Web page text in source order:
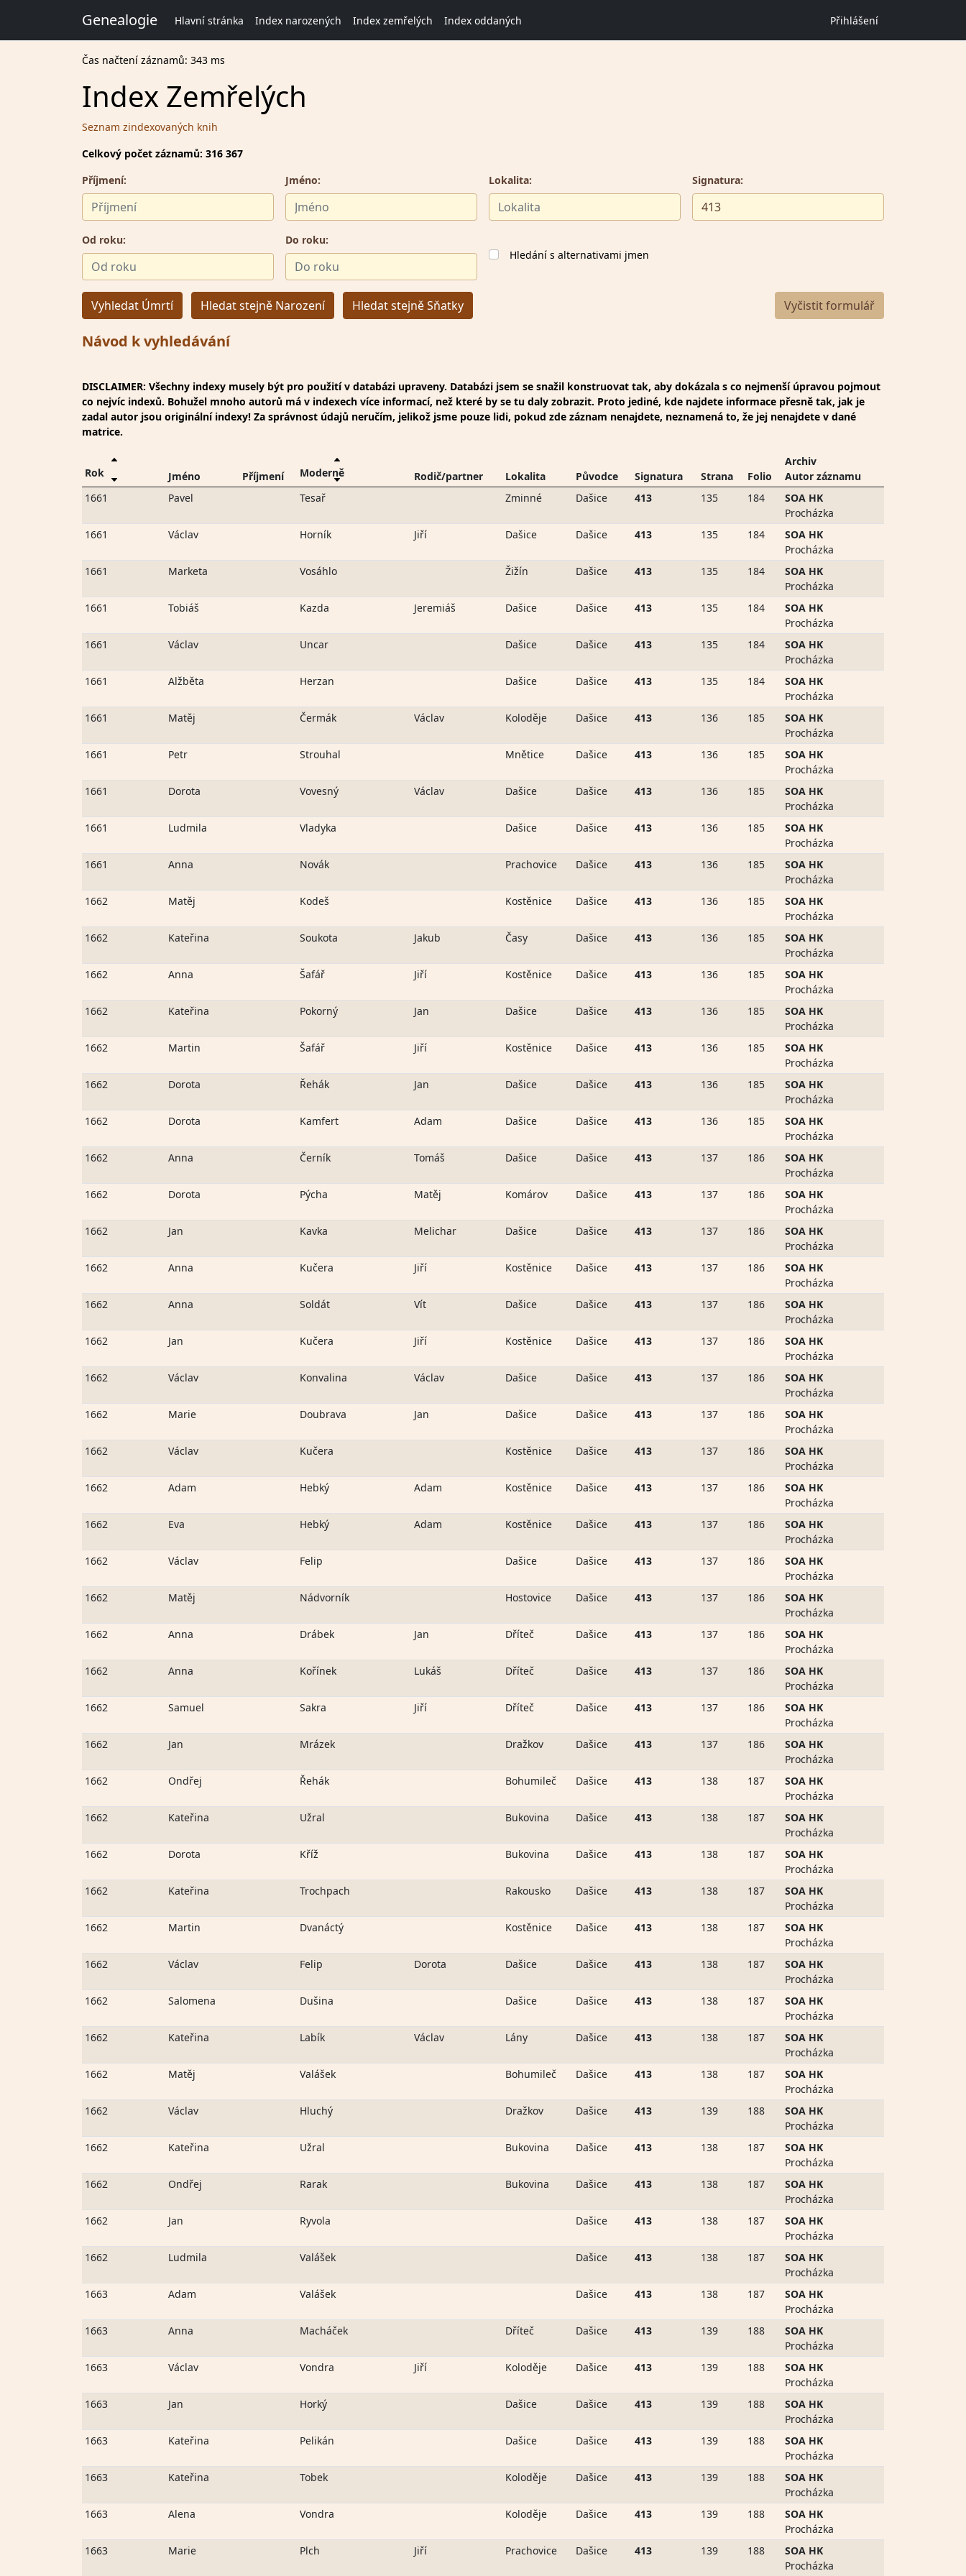
Genealogie Hlavní stránka Index narozených Index zemřelých Index oddaných Přihlášení
Čas načtení záznamů: 343 ms
Index Zemřelých
Seznam zindexovaných knih
Celkový počet záznamů: 316 367
Příjmení:
Jméno: Lokalita: Signatura:
Od roku:
Do roku:
Hledání s alternativami jmen
Vyhledat Úmrtí Hledat stejně Narození Hledat stejně Sňatky
Návod k vyhledávání
DISCLAIMER: Všechny indexy musely být pro použití v databázi upraveny. Databázi jsem se snažil konstruovat tak, aby dokázala s co nejmenší úpravou pojmout
co nejvíc indexů. Bohužel mnoho autorů má v indexech více informací, než které by se tu daly zobrazit. Proto jediné, kde najdete informace přesně tak, jak je
zadal autor jsou originální indexy! Za správnost údajů neručím, jelikož jsme pouze lidi, pokud zde záznam nenajdete, neznamená to, že jej nenajdete v dané
matrice.
Rok Jméno Příjmení Moderně Rodič/partner Lokalita Původce Signatura Strana Folio
Archiv
Autor záznamu
1661
Pavel Tesař Zminné Dašice 413 135 184
SOA HK
Procházka
1661
Václav Horník Jiří Dašice Dašice 413 135 184
SOA HK
Procházka
1661
Marketa Vosáhlo Žižín Dašice 413 135 184
SOA HK
Procházka
1661
Tobiáš Kazda Jeremiáš Dašice Dašice 413 135 184
SOA HK
Procházka
1661
Václav Uncar Dašice Dašice 413 135 184
SOA HK
Procházka
1661
Alžběta Herzan Dašice Dašice 413 135 184
SOA HK
Procházka
1661
Matěj Čermák Václav Koloděje Dašice 413 136 185
SOA HK
Procházka
1661
Petr Strouhal Mnětice Dašice 413 136 185
SOA HK
Procházka
1661
Dorota Vovesný Václav Dašice Dašice 413 136 185
SOA HK
Procházka
1661
Ludmila Vladyka Dašice Dašice 413 136 185
SOA HK
Procházka
1661
Anna Novák Prachovice Dašice 413 136 185
SOA HK
Procházka
1662
Matěj Kodeš Kostěnice Dašice 413 136 185
SOA HK
Procházka
1662
Kateřina Soukota Jakub Časy Dašice 413 136 185
SOA HK
Procházka
1662
Anna Šafář Jiří Kostěnice Dašice 413 136 185
SOA HK
Procházka
1662
Kateřina Pokorný Jan Dašice Dašice 413 136 185
SOA HK
Procházka
1662
Martin Šafář Jiří Kostěnice Dašice 413 136 185
SOA HK
Procházka
1662
Dorota Řehák Jan Dašice Dašice 413 136 185
SOA HK
Procházka
1662
Dorota Kamfert Adam Dašice Dašice 413 136 185
SOA HK
Procházka
1662
Anna Černík Tomáš Dašice Dašice 413 137 186
SOA HK
Procházka
1662
Dorota Pýcha Matěj Komárov Dašice 413 137 186
SOA HK
Procházka
1662
Jan Kavka Melichar Dašice Dašice 413 137 186
SOA HK
Procházka
1662
Anna Kučera Jiří Kostěnice Dašice 413 137 186
SOA HK
Procházka
1662
Anna Soldát Vít Dašice Dašice 413 137 186
SOA HK
Procházka
1662
Jan Kučera Jiří Kostěnice Dašice 413 137 186
SOA HK
Procházka
1662
Václav Konvalina Václav Dašice Dašice 413 137 186
SOA HK
Procházka
1662
Marie Doubrava Jan Dašice Dašice 413 137 186
SOA HK
Procházka
1662
Václav Kučera Kostěnice Dašice 413 137 186
SOA HK
Procházka
1662
Adam Hebký Adam Kostěnice Dašice 413 137 186
SOA HK
Procházka
1662
Eva Hebký Adam Kostěnice Dašice 413 137 186
SOA HK
Procházka
1662
Václav Felip Dašice Dašice 413 137 186
SOA HK
Procházka
1662
Matěj Nádvorník Hostovice Dašice 413 137 186
SOA HK
Procházka
1662
Anna Drábek Jan Dříteč Dašice 413 137 186
SOA HK
Procházka
1662
Anna Kořínek Lukáš Dříteč Dašice 413 137 186
SOA HK
Procházka
1662
Samuel Sakra Jiří Dříteč Dašice 413 137 186
SOA HK
Procházka
1662
Jan Mrázek Dražkov Dašice 413 137 186
SOA HK
Procházka
1662
Ondřej Řehák Bohumileč Dašice 413 138 187
SOA HK
Procházka
1662
Kateřina Užral Bukovina Dašice 413 138 187
SOA HK
Procházka
1662
Dorota Kříž Bukovina Dašice 413 138 187
SOA HK
Procházka
1662
Kateřina Trochpach Rakousko Dašice 413 138 187
SOA HK
Procházka
1662
Martin Dvanáctý Kostěnice Dašice 413 138 187
SOA HK
Procházka
1662
Václav Felip Dorota Dašice Dašice 413 138 187
SOA HK
Procházka
1662
Salomena Dušina Dašice Dašice 413 138 187
SOA HK
Procházka
1662
Kateřina Labík Václav Lány Dašice 413 138 187
SOA HK
Procházka
1662
Matěj Valášek Bohumileč Dašice 413 138 187
SOA HK
Procházka
1662
Václav Hluchý Dražkov Dašice 413 139 188
SOA HK
Procházka
1662
Kateřina Užral Bukovina Dašice 413 138 187
SOA HK
Procházka
1662
Ondřej Rarak Bukovina Dašice 413 138 187
SOA HK
Procházka
1662
Jan Ryvola Dašice 413 138 187
SOA HK
Procházka
1662
Ludmila Valášek Dašice 413 138 187
SOA HK
Procházka
1663
Adam Valášek Dašice 413 138 187
SOA HK
Procházka
1663
Anna Macháček Dříteč Dašice 413 139 188
SOA HK
Procházka
1663
Václav Vondra Jiří Koloděje Dašice 413 139 188
SOA HK
Procházka
1663
Jan Horký Dašice Dašice 413 139 188
SOA HK
Procházka
1663
Kateřina Pelikán Dašice Dašice 413 139 188
SOA HK
Procházka
1663
Kateřina Tobek Koloděje Dašice 413 139 188
SOA HK
Procházka
1663
Alena Vondra Koloděje Dašice 413 139 188
SOA HK
Procházka
1663
Marie Plch Jiří Prachovice Dašice 413 139 188
SOA HK
Procházka